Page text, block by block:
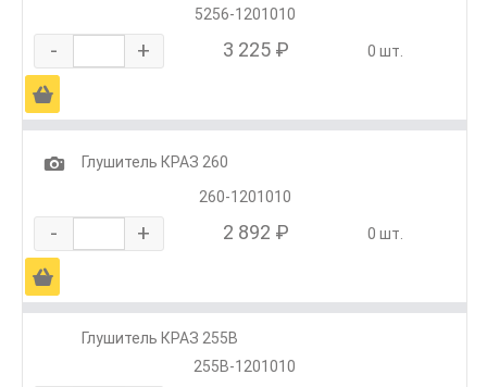
5256-1201010
- + 3 225 ₽ 0 шт.
Ä
1
Глушитель КРАЗ 260
260-1201010
- + 2 892 ₽ 0 шт.
Ä
Глушитель КРАЗ 255В
255В-1201010